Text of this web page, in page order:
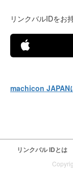
リンクバルIDをお
machicon JAPAN
リンクバル IDとは